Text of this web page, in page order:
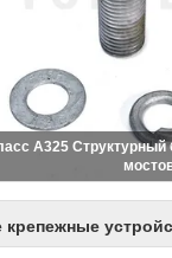
ASTM A194 2H
оцинкованный с
крепежные